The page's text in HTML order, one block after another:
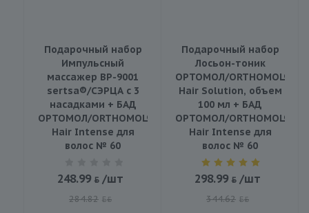
Подарочный набор
Импульсный
массажер BP-9001
sertsa®/СЭРЦА с 3
насадками + БАД
ОРТОМОЛ/ORTHOMOL®
Hair Intense для
волос № 60
248.99 /шт
284.82 BYN
Подарочный набор
Лосьон-тоник
ОРТОМОЛ/ORTHOMOL®
Hair Solution, объем
100 мл + БАД
ОРТОМОЛ/ORTHOMOL®
Hair Intense для
волос № 60
298.99 /шт
344.62 BYN